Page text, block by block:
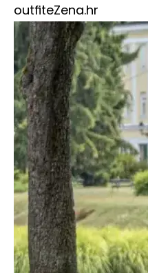
outfiteZena.hr